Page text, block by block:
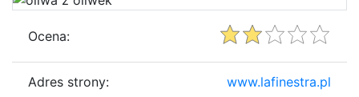
Ocena:
Adres strony: www.lafinestra.pl